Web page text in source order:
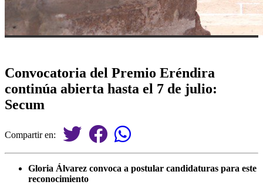
Convocatoria del Premio Eréndira
continúa abierta hasta el 7 de julio:
Secum
Compartir en:
Gloria Álvarez convoca a postular candidaturas para este
reconocimiento